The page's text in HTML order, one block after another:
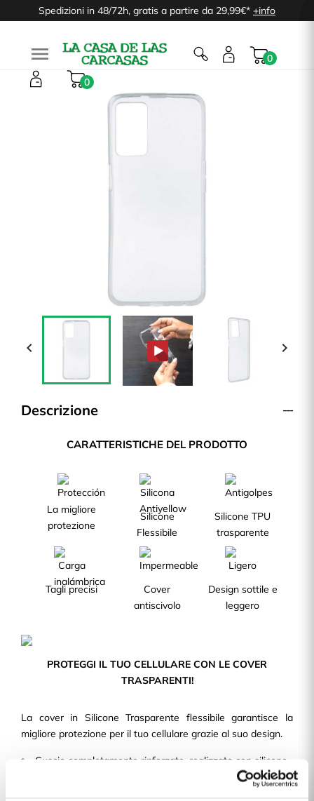
Spedizioni in 48/72h, gratis a partire da 29,99€* +info

0
0
 
Descrizione
CARATTERISTICHE DEL PRODOTTO
La migliore
protezione
Silicone
Flessibile
Silicone TPU
trasparente
Tagli precisi
Cover
antiscivolo
Design sottile e
leggero
PROTEGGI IL TUO CELLULARE CON LE COVER
TRASPARENTI!
La cover in Silicone Trasparente flessibile garantisce la
migliore protezione per il tuo cellulare grazie al suo design.
Guscio completamente rinforzato, realizzato con silicone